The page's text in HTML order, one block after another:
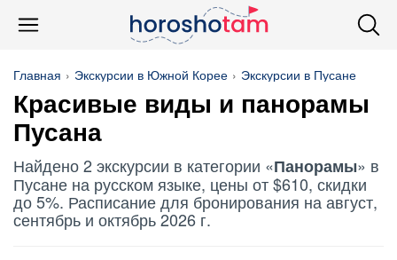
Главная Экскурсии в Южной Корее Экскурсии в Пусане
Красивые виды и панорамы
Пусана
Найдено 2 экскурсии в категории «Панорамы» в
Пусане на русском языке, цены от $610, скидки
до 5%. Расписание для бронирования на август,
сентябрь и октябрь 2026 г.